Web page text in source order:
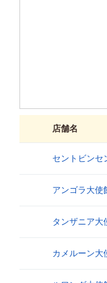
店舗名
セントビンセ
アンゴラ大使
タンザニア大
カメルーン大